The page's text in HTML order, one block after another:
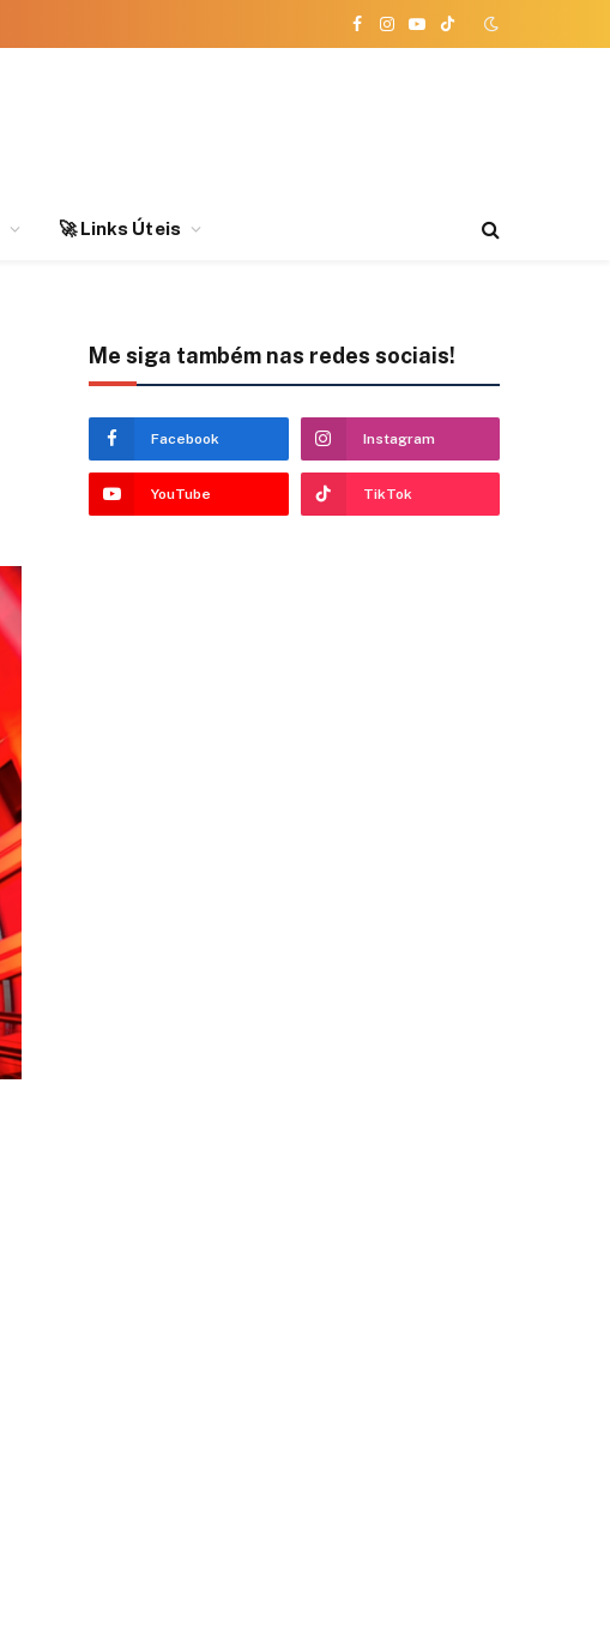
Facebook
Instagram
YouTubeTikTok
🚀 Links Úteis
Me siga também nas redes sociais!
Facebook Instagram
YouTube TikTok